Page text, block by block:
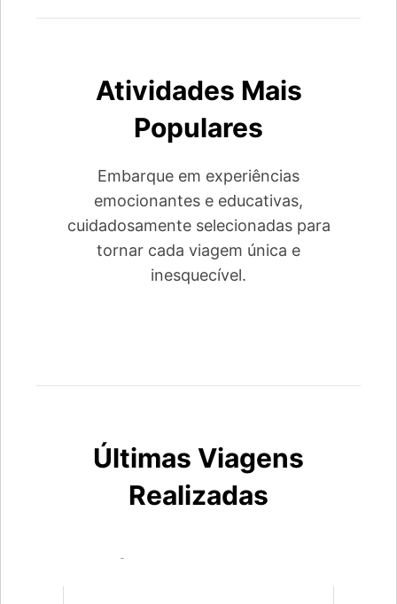
Atividades Mais
Populares
Embarque em experiências
emocionantes e educativas,
cuidadosamente selecionadas para
tornar cada viagem única e
inesquecível.
Últimas Viagens
Realizadas